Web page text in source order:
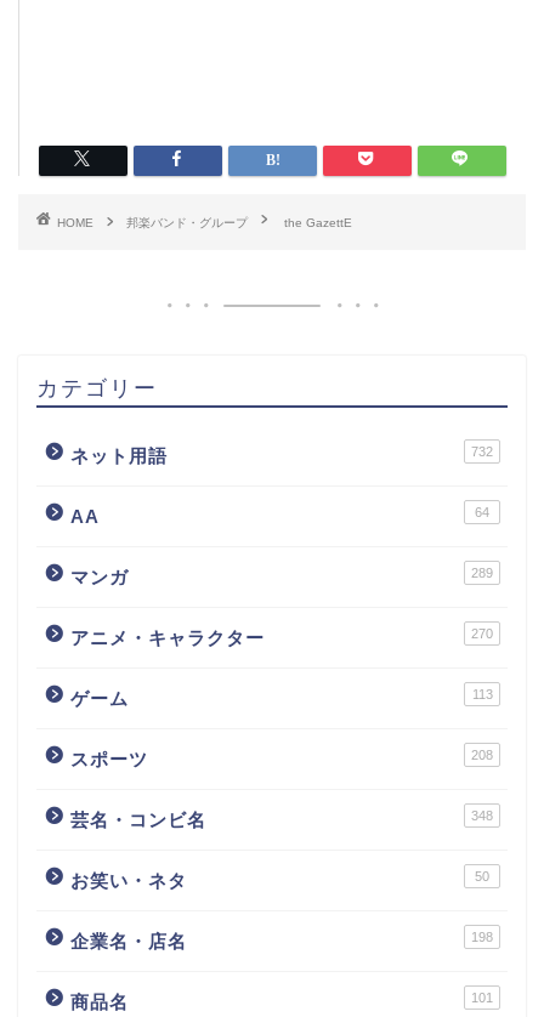
HOME 邦楽バンド・グループ the GazettE
カテゴリー
ネット用語 732
AA 64
マンガ 289
アニメ・キャラクター 270
ゲーム 113
スポーツ 208
芸名・コンビ名 348
お笑い・ネタ 50
企業名・店名 198
商品名 101